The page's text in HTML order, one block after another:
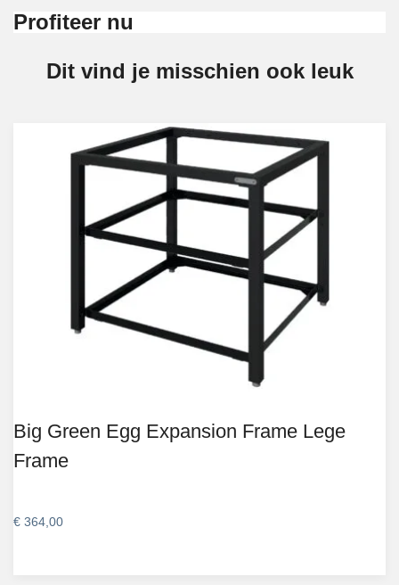
Profiteer nu
Dit vind je misschien ook leuk
Big Green Egg Expansion Frame Lege
Frame
€ 364,00